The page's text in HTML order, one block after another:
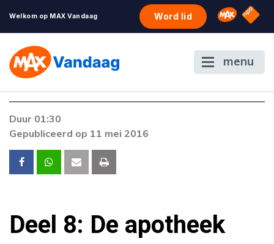
Welkom op MAX Vandaag Word lid Omroep
NPO
menu
Duur 01:30
Gepubliceerd op 11 mei 2016
Deel 8: De apotheek